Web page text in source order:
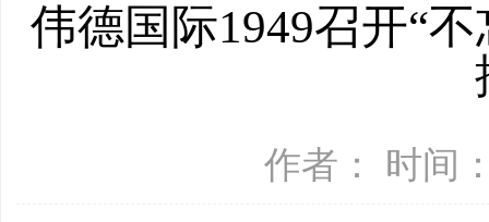
伟德国际1949召开“
作者： 时间